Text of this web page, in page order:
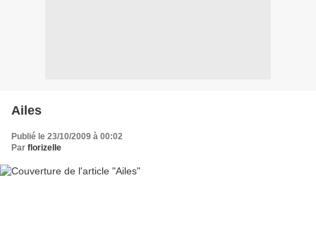
Ailes
Publié le 23/10/2009 à 00:02
Par florizelle